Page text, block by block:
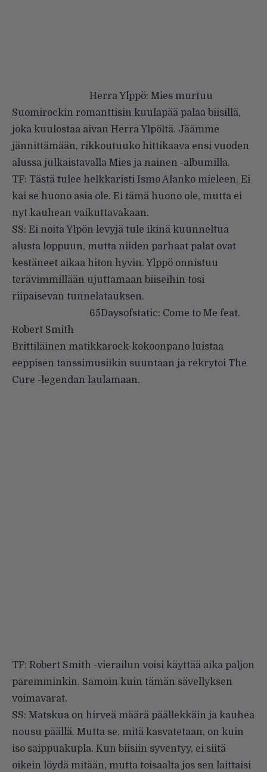
Herra Ylppö: Mies murtuu
Suomirockin romanttisin kuulapää palaa biisillä,
joka kuulostaa aivan Herra Ylpöltä. Jäämme
jännittämään, rikkoutuuko hittikaava ensi vuoden
alussa julkaistavalla Mies ja nainen -albumilla.
TF: Tästä tulee helkkaristi Ismo Alanko mieleen. Ei
kai se huono asia ole. Ei tämä huono ole, mutta ei
nyt kauhean vaikuttavakaan.
SS: Ei noita Ylpön levyjä tule ikinä kuunneltua
alusta loppuun, mutta niiden parhaat palat ovat
kestäneet aikaa hiton hyvin. Ylppö onnistuu
terävimmillään ujuttamaan biiseihin tosi
riipaisevan tunnelatauksen.
65Daysofstatic: Come to Me feat.
Robert Smith
Brittiläinen matikkarock-kokoonpano luistaa
eeppisen tanssimusiikin suuntaan ja rekrytoi The
Cure -legendan laulamaan.
TF: Robert Smith -vierailun voisi käyttää aika paljon
paremminkin. Samoin kuin tämän sävellyksen
voimavarat.
SS: Matskua on hirveä määrä päällekkäin ja kauhea
nousu päällä. Mutta se, mitä kasvatetaan, on kuin
iso saippuakupla. Kun biisiin syventyy, ei siitä
oikein löydä mitään, mutta toisaalta jos sen laittaisi